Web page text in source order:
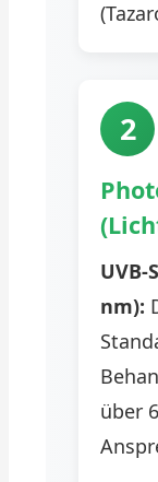
2
UVB-
nm):
über